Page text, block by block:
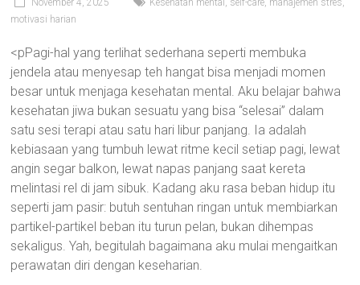
November 4, 2025
Kesehatan mental, self-care, manajemen stres,
motivasi harian
<pPagi-hal yang terlihat sederhana seperti membuka
jendela atau menyesap teh hangat bisa menjadi momen
besar untuk menjaga kesehatan mental. Aku belajar bahwa
kesehatan jiwa bukan sesuatu yang bisa “selesai” dalam
satu sesi terapi atau satu hari libur panjang. Ia adalah
kebiasaan yang tumbuh lewat ritme kecil setiap pagi, lewat
angin segar balkon, lewat napas panjang saat kereta
melintasi rel di jam sibuk. Kadang aku rasa beban hidup itu
seperti jam pasir: butuh sentuhan ringan untuk membiarkan
partikel-partikel beban itu turun pelan, bukan dihempas
sekaligus. Yah, begitulah bagaimana aku mulai mengaitkan
perawatan diri dengan keseharian.